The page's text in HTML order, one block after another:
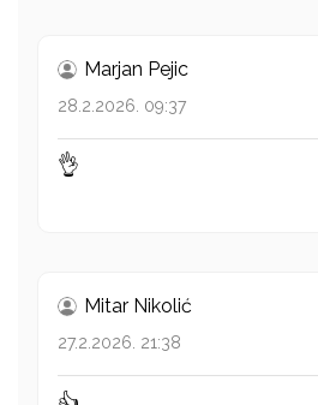
Marjan Pejic
28.2.2026. 09:37
👌
Mitar Nikolić
27.2.2026. 21:38